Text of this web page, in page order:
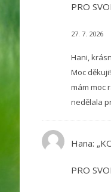
PRO
27. 7. 2026
Hani,
Moc
mám moc
nedělala
Hana:
PRO